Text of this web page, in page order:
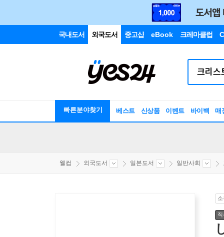
국내도서 외국도서 중고샵 eBook 크레마클럽
빠른분야찾기 베스트 신상품 이벤트 바이백 매
웰컴 외국도서 일본도서 일반사회